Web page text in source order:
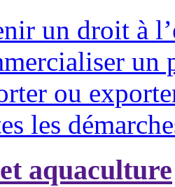
un droit à
un
ou
les
aquaculture